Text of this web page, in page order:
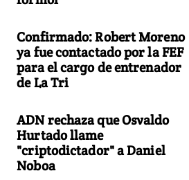
Confirmado: Robert Moreno
ya fue contactado por la FEF
para el cargo de entrenador
de La Tri
ADN rechaza que Osvaldo
Hurtado llame
"criptodictador" a Daniel
Noboa